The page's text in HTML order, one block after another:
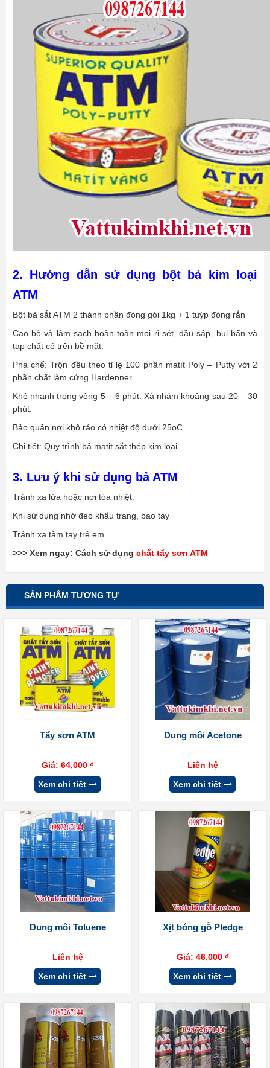
2. Hướng dẫn sử dụng bột bả kim loại
ATM
Bột bả sắt ATM 2 thành phần đóng gói 1kg + 1 tuýp đóng rắn
Cạo bỏ và làm sạch hoàn toàn mọi rỉ sét, dầu sáp, bụi bẩn và
tạp chất có trên bề mặt.
Pha chế: Trộn đều theo tỉ lệ 100 phần matít Poly – Putty với 2
phần chất làm cứng Hardenner.
Khô nhanh trong vòng 5 – 6 phút. Xả nhám khoảng sau 20 – 30
phút.
Bảo quản nơi khô ráo có nhiệt độ dưới 25oC.
Chi tiết: Quy trình bả matit sắt thép kim loại
3. Lưu ý khi sử dụng bả ATM
Tránh xa lửa hoặc nơi tỏa nhiệt.
Khi sử dụng nhớ đeo khẩu trang, bao tay
Tránh xa tầm tay trẻ em
>>> Xem ngay: Cách sử dụng chất tẩy sơn ATM
SẢN PHẨM TƯƠNG TỰ
Tẩy sơn ATM
Giá: 64,000 ₫
Xem chi tiết
Dung môi Acetone
Liên hệ
Xem chi tiết
Dung môi Toluene
Liên hệ
Xem chi tiết
Xịt bóng gỗ Pledge
Giá: 46,000 ₫
Xem chi tiết